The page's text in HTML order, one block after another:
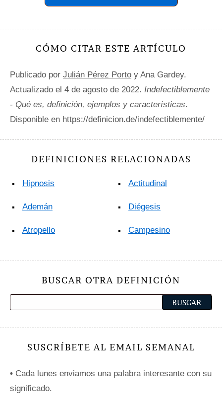
CÓMO CITAR ESTE ARTÍCULO
Publicado por Julián Pérez Porto y Ana Gardey.
Actualizado el 4 de agosto de 2022. Indefectiblemente
- Qué es, definición, ejemplos y características.
Disponible en https://definicion.de/indefectiblemente/
DEFINICIONES RELACIONADAS
Hipnosis
Ademán
Atropello
Actitudinal
Diégesis
Campesino
BUSCAR OTRA DEFINICIÓN
SUSCRÍBETE AL EMAIL SEMANAL
• Cada lunes enviamos una palabra interesante con su
significado.